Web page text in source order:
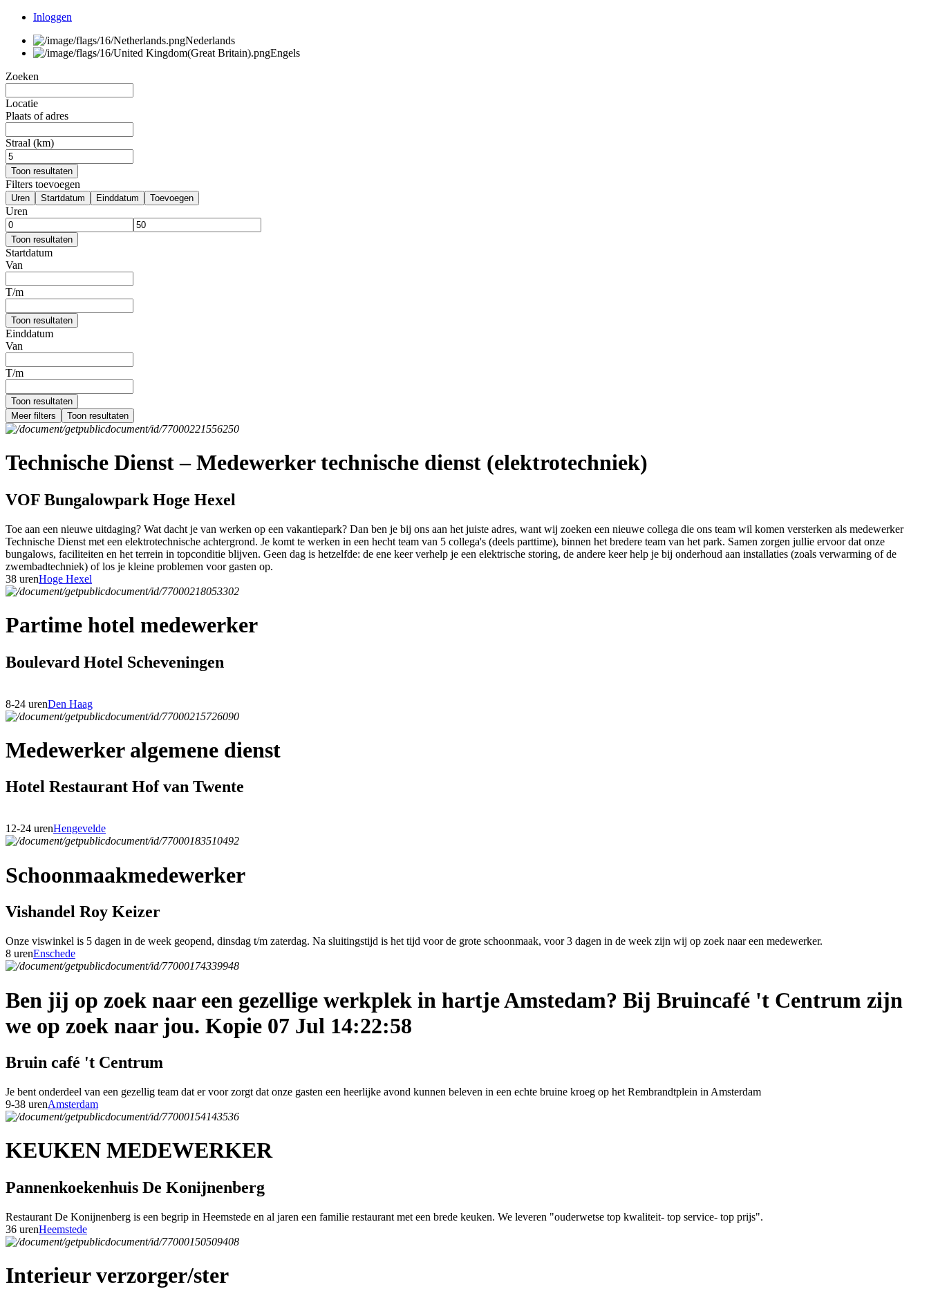
Inloggen
Nederlands
Engels
Zoeken
Locatie
Plaats of adres
Straal (km)
Toon resultaten
Filters toevoegen
Uren Startdatum Einddatum Toevoegen
Uren
Toon resultaten
Startdatum
Van
T/m
Toon resultaten
Einddatum
Van
T/m
Toon resultaten
Meer filters
Toon resultaten
Technische Dienst – Medewerker technische dienst (elektrotechniek)
VOF Bungalowpark Hoge Hexel
Toe aan een nieuwe uitdaging? Wat dacht je van werken op een vakantiepark? Dan ben je bij ons aan het juiste adres, want wij zoeken een nieuwe collega die ons team wil komen versterken als medewerker
Technische Dienst met een elektrotechnische achtergrond. Je komt te werken in een hecht team van 5 collega's (deels parttime), binnen het bredere team van het park. Samen zorgen jullie ervoor dat onze
bungalows, faciliteiten en het terrein in topconditie blijven. Geen dag is hetzelfde: de ene keer verhelp je een elektrische storing, de andere keer help je bij onderhoud aan installaties (zoals verwarming of de
zwembadtechniek) of los je kleine problemen voor gasten op.
38 urenHoge Hexel
Partime hotel medewerker
Boulevard Hotel Scheveningen
8-24 urenDen Haag
Medewerker algemene dienst
Hotel Restaurant Hof van Twente
12-24 urenHengevelde
Schoonmaakmedewerker
Vishandel Roy Keizer
Onze viswinkel is 5 dagen in de week geopend, dinsdag t/m zaterdag. Na sluitingstijd is het tijd voor de grote schoonmaak, voor 3 dagen in de week zijn wij op zoek naar een medewerker.
8 urenEnschede
Ben jij op zoek naar een gezellige werkplek in hartje Amstedam? Bij Bruincafé 't Centrum zijn
we op zoek naar jou. Kopie 07 Jul 14:22:58
Bruin café 't Centrum
Je bent onderdeel van een gezellig team dat er voor zorgt dat onze gasten een heerlijke avond kunnen beleven in een echte bruine kroeg op het Rembrandtplein in Amsterdam
9-38 urenAmsterdam
KEUKEN MEDEWERKER
Pannenkoekenhuis De Konijnenberg
Restaurant De Konijnenberg is een begrip in Heemstede en al jaren een familie restaurant met een brede keuken. We leveren "ouderwetse top kwaliteit- top service- top prijs".
36 urenHeemstede
Interieur verzorger/ster